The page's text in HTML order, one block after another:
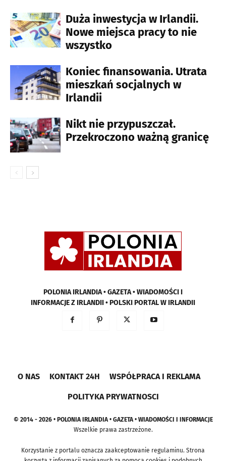
Duża inwestycja w Irlandii.
Nowe miejsca pracy to nie
wszystko
Koniec finansowania. Utrata
mieszkań socjalnych w
Irlandii
Nikt nie przypuszczał.
Przekroczono ważną granicę
POLONIA IRLANDIA • GAZETA • WIADOMOŚCI I
INFORMACJE Z IRLANDII • POLSKI PORTAL W IRLANDII
O NAS KONTAKT 24H WSPÓŁPRACA I REKLAMA
POLITYKA PRYWATNOSCI
© 2014 - 2026 • POLONIA IRLANDIA • GAZETA • WIADOMOŚCI I INFORMACJE
Wszelkie prawa zastrzeżone.
Korzystanie z portalu oznacza zaakceptowanie regulaminu. Strona